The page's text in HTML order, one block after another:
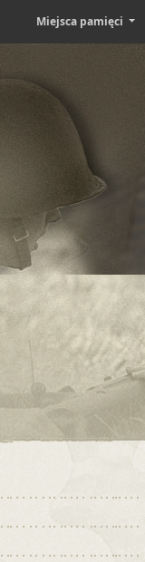
Miejsca pamięci